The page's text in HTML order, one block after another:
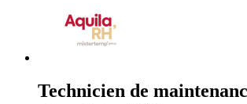
Technicien de